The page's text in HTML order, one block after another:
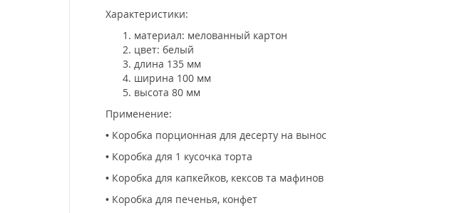
Характеристики:
материал: мелованный картон
цвет: белый
длина 135 мм
ширина 100 мм
высота 80 мм
Применение:
• Коробка порционная для десерту на вынос
• Коробка для 1 кусочка торта
• Коробка для капкейков, кексов та мафинов
• Коробка для печенья, конфет